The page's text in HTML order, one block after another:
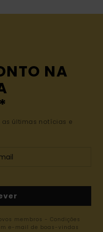
NA
as últimas notícias e
membros - Condições
e-mail de boas-vindas